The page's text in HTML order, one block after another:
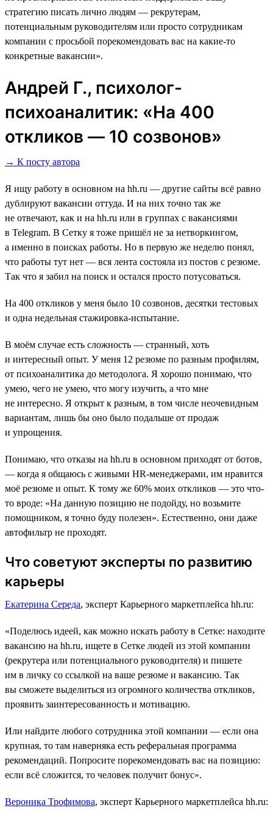
стратегию писать лично людям ― рекрутерам,
потенциальным руководителям или просто сотрудникам
компании с просьбой порекомендовать вас на какие-то
конкретные вакансии».
Андрей Г., психолог-
психоаналитик: «На 400
откликов ― 10 созвонов»
→ К посту автора
Я ищу работу в основном на hh.ru ― другие сайты всё равно
дублируют вакансии оттуда. И на них точно так же
не отвечают, как и на hh.ru или в группах с вакансиями
в Telegram. В Сетку я тоже пришёл не за нетворкингом,
а именно в поисках работы. Но в первую же неделю понял,
что работы тут нет ― вся лента состояла из постов с резюме.
Так что я забил на поиск и остался просто потусоваться.
На 400 откликов у меня было 10 созвонов, десятки тестовых
и одна недельная стажировка-испытание.
В моём случае есть сложность — странный, хоть
и интересный опыт. У меня 12 резюме по разным профилям,
от психоаналитика до методолога. Я хорошо понимаю, что
умею, чего не умею, что могу изучить, а что мне
не интересно. Я открыт к разным, в том числе неочевидным
вариантам, лишь бы оно было подальше от продаж
и упрощения.
Понимаю, что отказы на hh.ru в основном приходят от ботов,
― когда я общаюсь с живыми HR-менеджерами, им нравится
моё резюме и опыт. К тому же 60% моих откликов ― это что-
то вроде: «На данную позицию не подойду, но возьмите
помощником, я точно буду полезен». Естественно, они даже
автофильтр не проходят.
Что советуют эксперты по развитию
карьеры
Екатерина Середа, эксперт Карьерного маркетплейса hh.ru:
«Поделюсь идеей, как можно искать работу в Сетке: находите
вакансию на hh.ru, ищете в Сетке людей из этой компании
(рекрутера или потенциального руководителя) и пишете
им в личку со ссылкой на ваше резюме и вакансию. Так
вы сможете выделиться из огромного количества откликов,
проявить заинтересованность и мотивацию.
Или найдите любого сотрудника этой компании ― если она
крупная, то там наверняка есть реферальная программа
рекомендаций. Попросите порекомендовать вас на позицию:
если всё сложится, то человек получит бонус».
Вероника Трофимова, эксперт Карьерного маркетплейса hh.ru: